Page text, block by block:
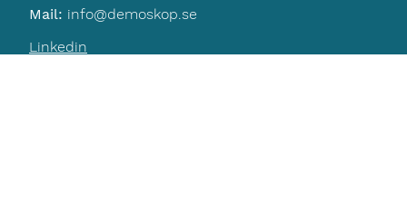
Mail: info@demoskop.se
Linkedin